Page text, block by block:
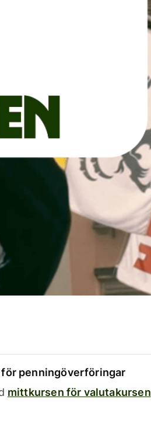
penningöverföringar
mittkursen för valutakursen